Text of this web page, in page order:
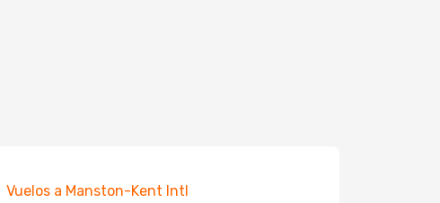
Vuelos a Manston-Kent Intl